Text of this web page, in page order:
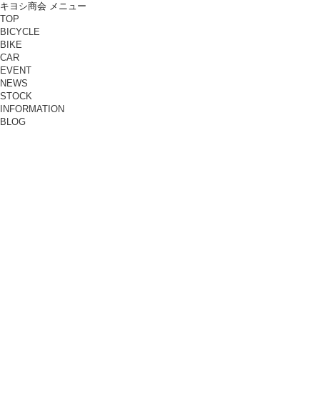
キヨシ商会 メニュー
TOP
BICYCLE
BIKE
CAR
EVENT
NEWS
STOCK
INFORMATION
BLOG